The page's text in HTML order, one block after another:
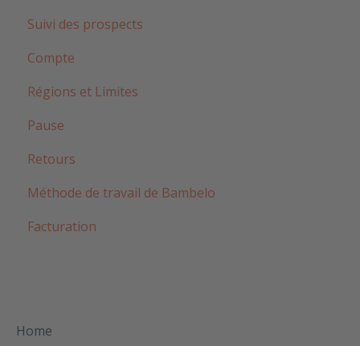
Suivi des prospects
Compte
Régions et Limites
Pause
Retours
Méthode de travail de Bambelo
Facturation
Home